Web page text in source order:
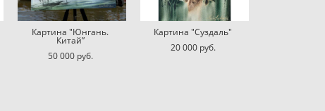
Картина "Юнгань.
Китай”
50 000 pуб.
Картина "Суздаль"
20 000 pуб.